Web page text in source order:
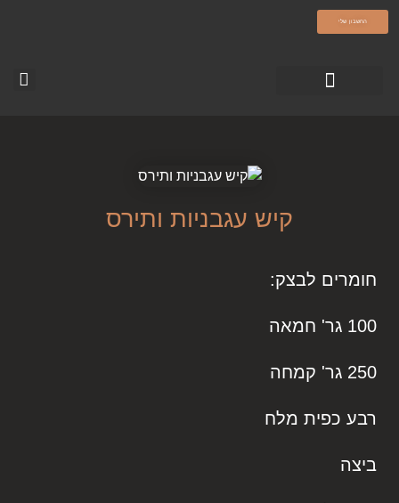
olamatokonline.com
החשבון שלי
קיש עגבניות ותירס
חומרים לבצק:
100 גר' חמאה
250 גר' קמחה
רבע כפית מלח
ביצה